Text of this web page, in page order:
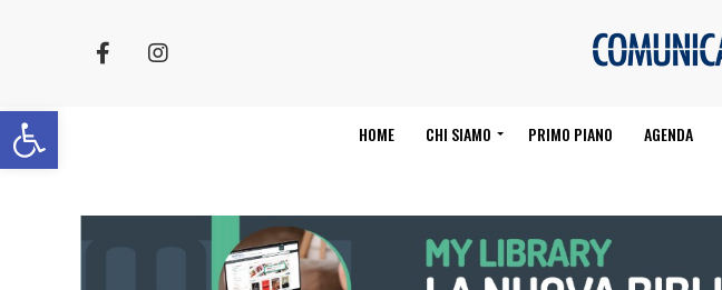
Apri la barra degli strumenti HOME CHI SIAMO PRIMO PIANO AGENDA